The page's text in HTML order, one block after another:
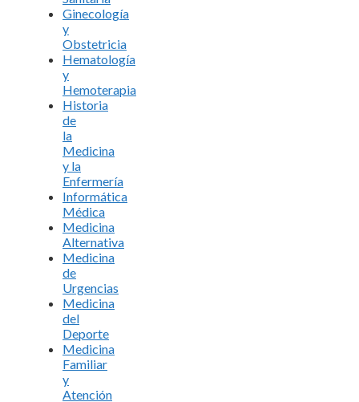
Ginecología
y
Obstetricia
Hematología
y
Hemoterapia
Historia
de
la
Medicina
y la
Enfermería
Informática
Médica
Medicina
Alternativa
Medicina
de
Urgencias
Medicina
del
Deporte
Medicina
Familiar
y
Atención